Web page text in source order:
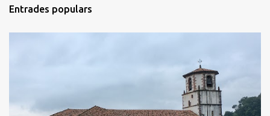
e
n
Entrades populars